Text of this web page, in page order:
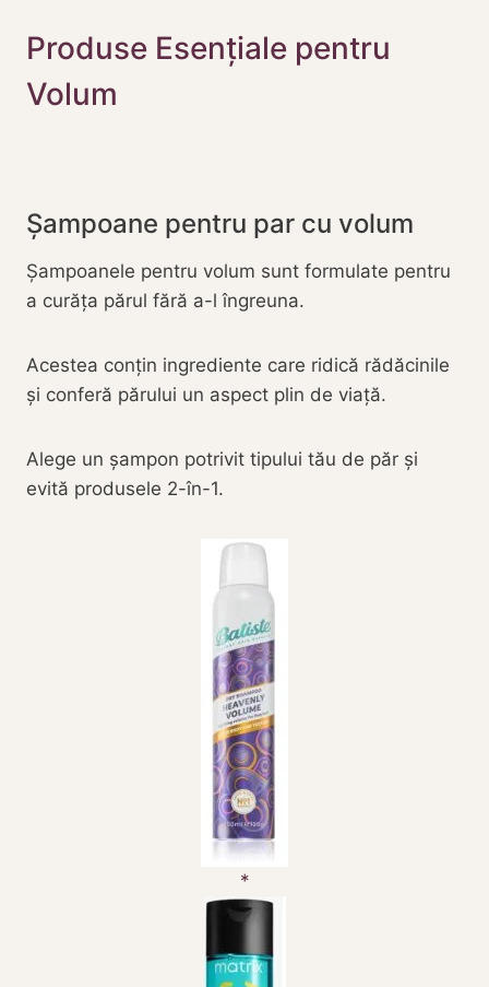
Produse Esențiale pentru
Volum
Șampoane pentru par cu volum
Șampoanele pentru volum sunt formulate pentru
a curăța părul fără a-l îngreuna.
Acestea conțin ingrediente care ridică rădăcinile
și conferă părului un aspect plin de viață.
Alege un șampon potrivit tipului tău de păr și
evită produsele 2-în-1.